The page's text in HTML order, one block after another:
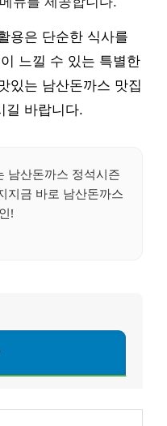
용은 단순한 식사를
느낄 수 있는 특별한
있는 남산돈까스 맛집
길 바랍니다.
남산돈까스 정석시즌
지금 바로 남산돈까스
!